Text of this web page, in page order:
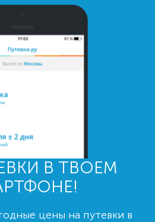
В ТВОЕМ
цены на путевки в